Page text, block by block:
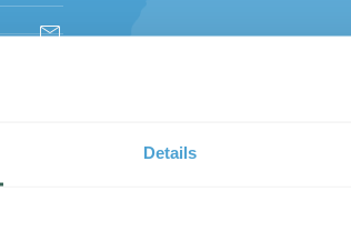
Details